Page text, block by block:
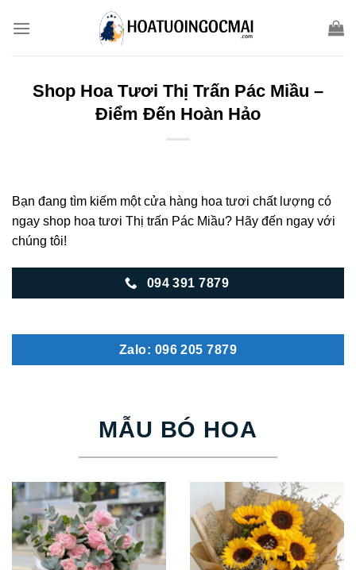
Shop Hoa Tươi Thị Trấn Pác Miầu –
Điểm Đến Hoàn Hảo
Bạn đang tìm kiếm một cửa hàng hoa tươi chất lượng có
ngay shop hoa tươi Thị trấn Pác Miầu? Hãy đến ngay với
chúng tôi!
094 391 7879
Zalo: 096 205 7879
MẪU BÓ HOA